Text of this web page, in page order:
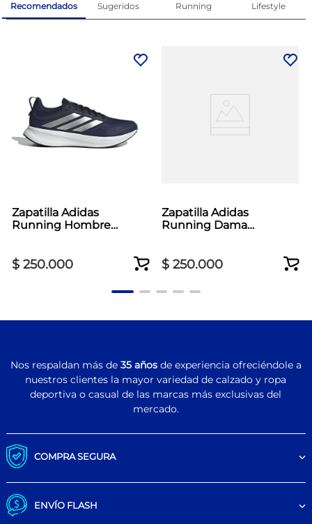
Recomendados Sugeridos Running Lifestyle
Zapatilla Adidas
Running Hombre
$ 250.000
Zapatilla Adidas
Running Dama
$ 250.000
Nos respaldan más de 35 añosde experiencia ofreciéndole a
nuestros clientes la mayor variedad de calzado y ropa
deportiva o casual de las marcas más exclusivas del
mercado.
COMPRA SEGURA
ENVÍO FLASH